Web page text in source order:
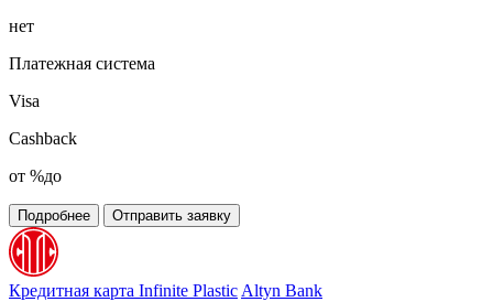
нет
Платежная система
Visa
Cashback
от %до
Подробнее Отправить заявку
Кредитная карта Infinite Plastic Altyn Bank